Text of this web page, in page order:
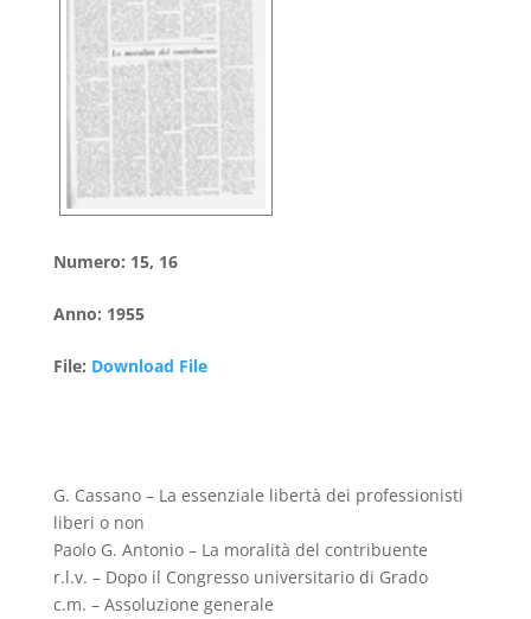
Numero: 15, 16
Anno: 1955
File: Download File
G. Cassano – La essenziale libertà dei professionisti
liberi o non
Paolo G. Antonio – La moralità del contribuente
r.l.v. – Dopo il Congresso universitario di Grado
c.m. – Assoluzione generale